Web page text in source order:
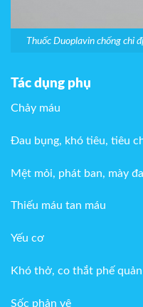
Thuốc Duoplavin chống chỉ
Tác dụng phụ
Chảy máu
Đau bụng, khó tiêu, tiêu
Mệt mỏi, phát ban, mày
Thiếu máu tan máu
Yếu cơ
Khó thở, co thắt phế quản
Sốc phản vệ